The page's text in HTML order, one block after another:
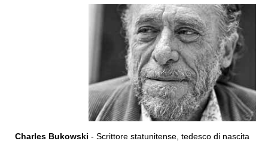
Charles Bukowski - Scrittore statunitense, tedesco di nascita